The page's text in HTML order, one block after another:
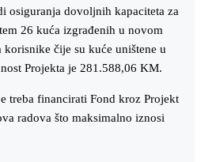
osiguranja dovoljnih kapaciteta za
26 kuća izgrađenih u novom
čije su kuće uništene u
Projekta je 281.588,06 KM.
treba financirati Fond kroz Projekt
radova što maksimalno iznosi